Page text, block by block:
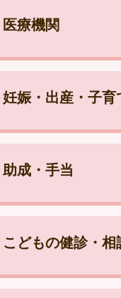
医療機関
妊娠・出産・子育
助成・手当
こどもの健診・相